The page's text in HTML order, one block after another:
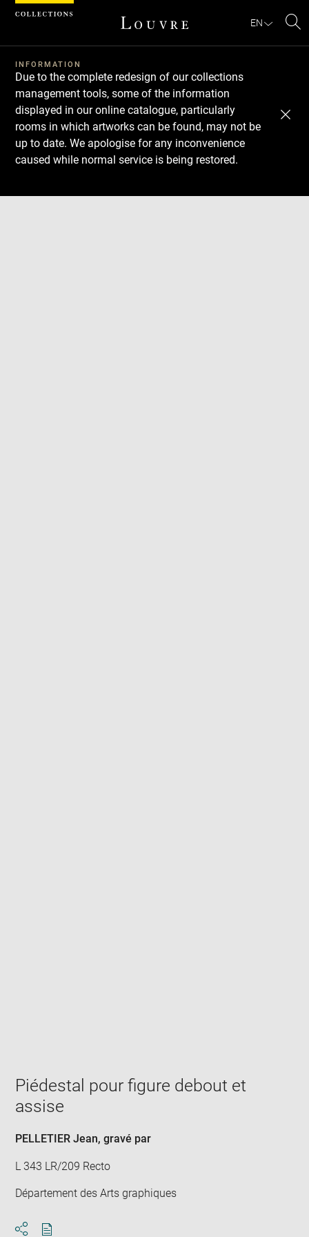
EN
INFORMATION
Due to the complete redesign of our collections
management tools, some of the information
displayed in our online catalogue, particularly
rooms in which artworks can be found, may not be
up to date. We apologise for any inconvenience
caused while normal service is being restored.
window
Download
Next
Previous
Piédestal pour figure debout et
assise
PELLETIER Jean, gravé par
L 343 LR/209 Recto
Département des Arts graphiques
Cookies management panel